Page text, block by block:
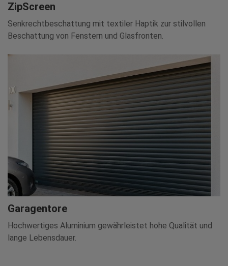
ZipScreen
Senkrechtbeschattung mit textiler Haptik zur stilvollen
Beschattung von Fenstern und Glasfronten.
Garagentore
Hochwertiges Aluminium gewährleistet hohe Qualität und
lange Lebensdauer.